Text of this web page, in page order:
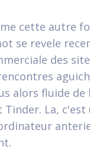
cette autre
se revele
des
alors fluide de
La, c'est